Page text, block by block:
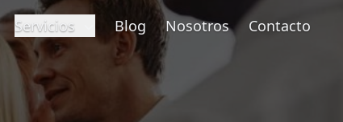
Servicios Blog Nosotros Contacto